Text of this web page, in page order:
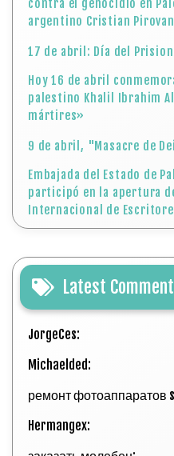
Embajada del Estado de
participó en la apertura
Latest
JorgeCes:
Michaelded:
Hermangex:
заказать молебен:
Explore
Agresiones israelíes